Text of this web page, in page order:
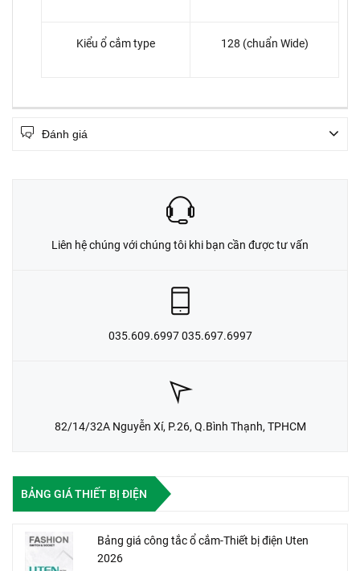
Kiểu ổ cắm type 128 (chuẩn Wide)
Đánh giá
Liên hệ chúng với chúng tôi khi bạn cần được tư vấn
035.609.6997 035.697.6997
82/14/32A Nguyễn Xí, P.26, Q.Bình Thạnh, TPHCM
BẢNG GIÁ THIẾT BỊ ĐIỆN
Bảng giá công tắc ổ cắm-Thiết bị điện Uten
2026